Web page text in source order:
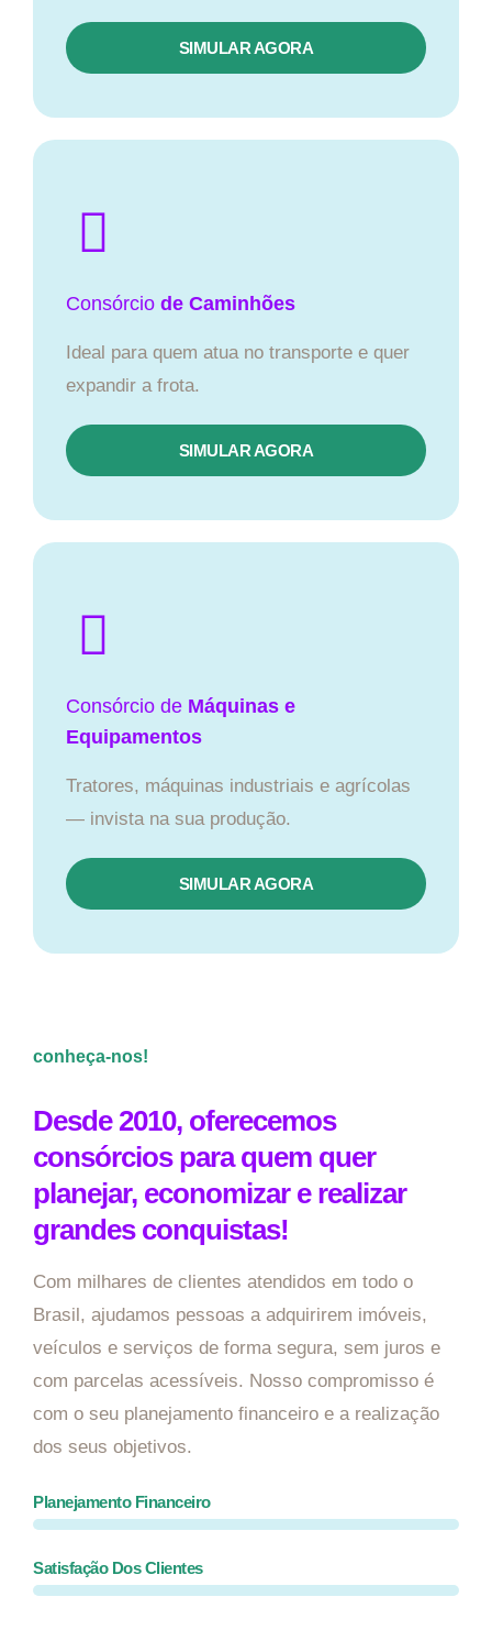
SIMULAR AGORA
Consórcio de Caminhões
Ideal para quem atua no transporte e quer
expandir a frota.
SIMULAR AGORA
Consórcio de Máquinas e
Equipamentos
Tratores, máquinas industriais e agrícolas
— invista na sua produção.
SIMULAR AGORA
conheça-nos!
Desde 2010, oferecemos
consórcios para quem quer
planejar, economizar e realizar
grandes conquistas!
Com milhares de clientes atendidos em todo o
Brasil, ajudamos pessoas a adquirirem imóveis,
veículos e serviços de forma segura, sem juros e
com parcelas acessíveis. Nosso compromisso é
com o seu planejamento financeiro e a realização
dos seus objetivos.
Planejamento Financeiro
Satisfação Dos Clientes